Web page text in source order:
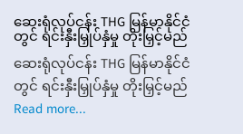
ဆေးရုံလုပ်ငန်း THG မြန်မာနိုင်ငံ
တွင် ရင်းနှီးမြှုပ်နှံမှု တိုးမြှင့်မည်
ဆေးရုံလုပ်ငန်း THG မြန်မာနိုင်ငံ
တွင် ရင်းနှီးမြှုပ်နှံမှု တိုးမြှင့်မည်
Read more...